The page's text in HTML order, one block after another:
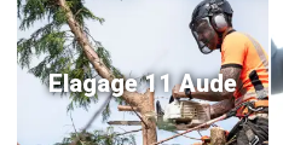
Elagage 11 Aude